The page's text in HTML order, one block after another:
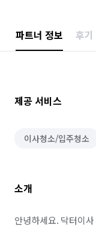
파트너 정보 후기
제공 서비스
이사청소/입주청소
소개
안녕하세요. 닥터이